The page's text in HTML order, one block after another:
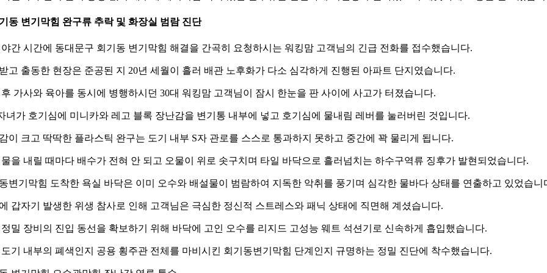
동 변기막힘 완구류 추락 및 화장실 범람 진단
간 시간에 동대문구 회기동 변기막힘 해결을 간곡히 요청하시는 워킹맘 고객님의 긴급 전화를 접수했습니다.
고 출동한 현장은 준공된 지 20년 세월이 흘러 배관 노후화가 다소 심각하게 진행된 아파트 단지였습니다.
가사와 육아를 동시에 병행하시던 30대 워킹맘 고객님이 잠시 한눈을 판 사이에 사고가 터졌습니다.
녀가 호기심에 미니카와 레고 블록 장난감을 변기통 내부에 넣고 호기심에 물내림 레버를 눌러버린 것입니다.
이 크고 딱딱한 플라스틱 완구는 도기 내부 S자 관로를 스스로 통과하지 못하고 중간에 꽉 물리게 됩니다.
을 내릴 때마다 배수가 전혀 안 되고 오물이 위로 솟구치며 타일 바닥으로 흘러넘치는 하수구역류 징후가 발현되었습니다.
변기막힘 도착한 욕실 바닥은 이미 오수와 배설물이 범람하여 지독한 악취를 풍기며 심각한 물바다 상태를 연출하고 있었습니
갑자기 발생한 위생 참사로 인해 고객님은 극심한 정신적 스트레스와 패닉 상태에 직면해 계셨습니다.
밀 장비의 진입 동선을 확보하기 위해 바닥에 고인 오수를 리지드 고성능 웨트 석션기로 신속하게 흡입했습니다.
기 내부의 폐색인지 공용 횡주관 전체를 마비시킨 회기동변기막힘 단계인지 규명하는 정밀 진단에 착수했습니다.